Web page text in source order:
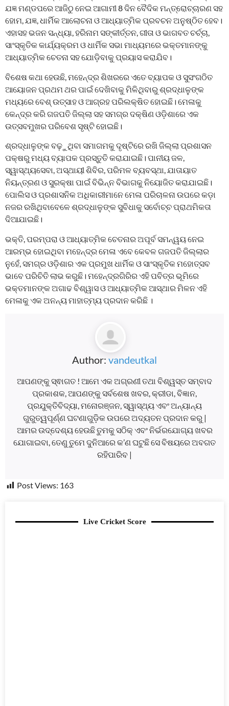
ଯଜ୍ଞ ମଣ୍ଡପରେ ଆଜିଠୁ ନେଇ ଆଗାମୀ 8 ଦିନ ବୈଦିକ ମନ୍ତ୍ରୋଚ୍ଚାରଣ ସହ
ହୋମ, ଯଜ୍ଞ, ଧାର୍ମିକ ଆଲୋଚନା ଓ ଆଧ୍ୟାତ୍ମିକ ପ୍ରବଚନ ଅନୁଷ୍ଠିତ ହେବ।
ଏହାସହ ଭଜନ ସନ୍ଧ୍ୟା, ହରିନାମ ସଙ୍କୀର୍ତ୍ତନ, ଗୀତା ଓ ଭାଗବତ ଚର୍ଚ୍ଚା,
ସାଂସ୍କୃତିକ କାର୍ଯ୍ୟକ୍ରମ ଓ ଧାର୍ମିକ ସଭା ମାଧ୍ୟମରେ ଭକ୍ତମାନଙ୍କୁ
ଆଧ୍ୟାତ୍ମିକ ଚେତନା ସହ ଯୋଡ଼ିବାକୁ ପ୍ରୟାସ କରାଯିବ।
ବିଶେଷ କଥା ହେଉଛି, ମହେନ୍ଦ୍ର ଶିଖରରେ ଏତେ ବ୍ୟାପକ ଓ ସୁସଂଗଠିତ
ଆୟୋଜନ ପ୍ରଥମ ଥର ପାଇଁ ଦେଖିବାକୁ ମିଳିଥିବାରୁ ଶ୍ରଦ୍ଧାଳୁଙ୍କ
ମଧ୍ୟରେ ବେଶ୍ ଉତ୍ସାହ ଓ ଆଗ୍ରହ ପରିଲକ୍ଷିତ ହୋଇଛି। ମେଳାକୁ
କେନ୍ଦ୍ର କରି ଗଜପତି ଜିଲ୍ଲା ସହ ସମଗ୍ର ଦକ୍ଷିଣ ଓଡ଼ିଶାରେ ଏକ
ଉତ୍ସବମୁଖର ପରିବେଶ ସୃଷ୍ଟି ହୋଇଛି।
ଶ୍ରଦ୍ଧାଳୁଙ୍କ ବଢ଼ୁଥିବା ସମାଗମକୁ ଦୃଷ୍ଟିରେ ରଖି ଜିଲ୍ଲା ପ୍ରଶାସନ
ପକ୍ଷରୁ ମଧ୍ୟ ବ୍ୟାପକ ପ୍ରସ୍ତୁତି କରାଯାଇଛି। ପାନୀୟ ଜଳ,
ସ୍ୱାସ୍ଥ୍ୟସେବା, ଅସ୍ଥାୟୀ ଶିବିର, ପରିମଳ ବ୍ୟବସ୍ଥା, ଯାତାୟାତ
ନିୟନ୍ତ୍ରଣ ଓ ସୁରକ୍ଷା ପାଇଁ ବିଭିନ୍ନ ବିଭାଗକୁ ନିୟୋଜିତ କରାଯାଇଛି।
ପୋଲିସ ଓ ପ୍ରଶାସନିକ ଅଧିକାରୀମାନେ ମେଳା ପରିଚାଳନା ଉପରେ କଡ଼ା
ନଜର ରଖିଥିବାବେଳେ ଶ୍ରଦ୍ଧାଳୁଙ୍କ ସୁବିଧାକୁ ସର୍ବୋଚ୍ଚ ପ୍ରାଥମିକତା
ଦିଆଯାଇଛି।
ଭକ୍ତି, ପରମ୍ପରା ଓ ଆଧ୍ୟାତ୍ମିକ ଚେତନାର ଅପୂର୍ବ ସମନ୍ୱୟ ନେଇ
ଆରମ୍ଭ ହୋଇଥିବା ମହେନ୍ଦ୍ର ମେଳା ଏବେ କେବଳ ଗଜପତି ଜିଲ୍ଲାର
ନୁହେଁ, ସମଗ୍ର ଓଡ଼ିଶାର ଏକ ପ୍ରମୁଖ ଧାର୍ମିକ ଓ ସାଂସ୍କୃତିକ ମହୋତ୍ସବ
ଭାବେ ପରିଚିତି ଲାଭ କରୁଛି। ମହେନ୍ଦ୍ରଗିରିର ଏହି ପବିତ୍ର ଭୂମିରେ
ଭକ୍ତମାନଙ୍କ ଅଗାଢ ବିଶ୍ୱାସ ଓ ଆଧ୍ୟାତ୍ମିକ ଆସ୍ଥାର ମିଳନ ଏହି
ମେଳାକୁ ଏକ ଅନନ୍ୟ ମାହାତ୍ମ୍ୟ ପ୍ରଦାନ କରିଛି ।
Author: vandeutkal
ଆପଣଙ୍କୁ ସ୍ଵାଗତ ! ଆମେ ଏକ ଅଗ୍ରଣୀ ତଥା ବିଶ୍ୱସ୍ତ ସମ୍ବାଦ
ପ୍ରକାଶକ, ଆପଣଙ୍କୁ ସର୍ବଶେଷ ଖବର, କ୍ରୀଡା, ବିଜ୍ଞାନ,
ପ୍ରଯୁକ୍ତିବିଦ୍ୟା, ମନୋରଞ୍ଜନ, ସ୍ୱାସ୍ଥ୍ୟ ଏବଂ ଅନ୍ୟାନ୍ୟ
ଗୁରୁତ୍ୱପୂର୍ଣ୍ଣ ଘଟଣାଗୁଡ଼ିକ ଉପରେ ଅଦ୍ୟତନ ପ୍ରଦାନ କରୁ |
ଆମର ଉଦ୍ଦେଶ୍ୟ ହେଉଛି ତୁମକୁ ସଠିକ୍ ଏବଂ ନିର୍ଭରଯୋଗ୍ୟ ଖବର
ଯୋଗାଇବା, ତେଣୁ ତୁମେ ଦୁନିଆରେ କ’ଣ ଘଟୁଛି ସେ ବିଷୟରେ ଅବଗତ
ରହିପାରିବ |
Post Views: 163
Live Cricket Score